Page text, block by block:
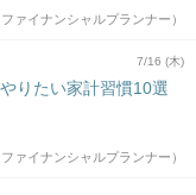
ァイナンシャルプランナー）
7/16 (木)
りたい家計習慣10選
ァイナンシャルプランナー）